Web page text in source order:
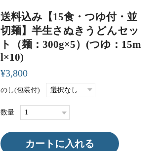
送料込み【15食・つゆ付・並
切麺】半生さぬきうどんセッ
ト（麺：300g×5）(つゆ：15m
l×10)
¥3,800
のし(包装付)
数量
カートに入れる